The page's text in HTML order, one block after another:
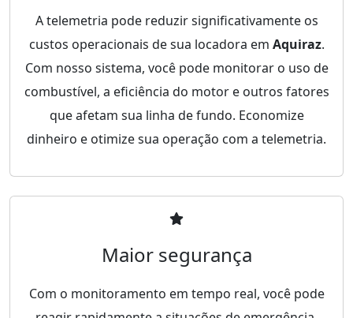
A telemetria pode reduzir significativamente os
custos operacionais de sua locadora em Aquiraz.
Com nosso sistema, você pode monitorar o uso de
combustível, a eficiência do motor e outros fatores
que afetam sua linha de fundo. Economize
dinheiro e otimize sua operação com a telemetria.
Maior segurança
Com o monitoramento em tempo real, você pode